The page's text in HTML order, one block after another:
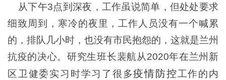
从下午3点到深夜，工作虽说简单，但处处要求
细致周到，寒冷的夜里，工作人员没有一个喊累
的，排队几小时，也没有市民抱怨的，这就是兰州
抗疫的决心。研究生班长裴航从2020年在兰州新
区卫健委实习时学习了很多疫情防控工作的内